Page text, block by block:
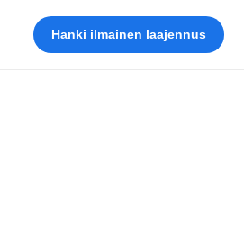
Hanki ilmainen laajennus